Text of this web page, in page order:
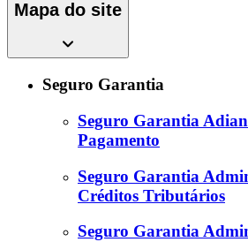
Mapa do site
Seguro Garantia
Seguro Garantia
Pagamento
Seguro Garantia
Créditos Tributários
Seguro Garantia